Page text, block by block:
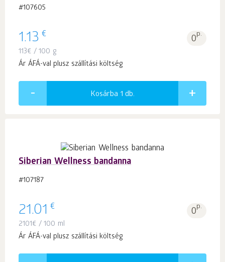
#107605
1.13 € 0p.
113€ / 100 g
Ár ÁFÁ-val plusz szállítási költség
Kosárba 1 db.
Siberian Wellness bandanna
#107187
21.01 € 0p.
2101€ / 100 ml
Ár ÁFÁ-val plusz szállítási költség